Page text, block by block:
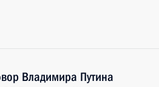
Владимира Путина